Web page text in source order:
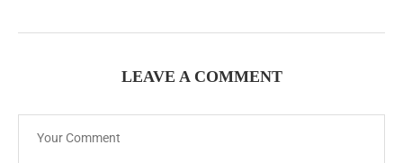
LEAVE A COMMENT